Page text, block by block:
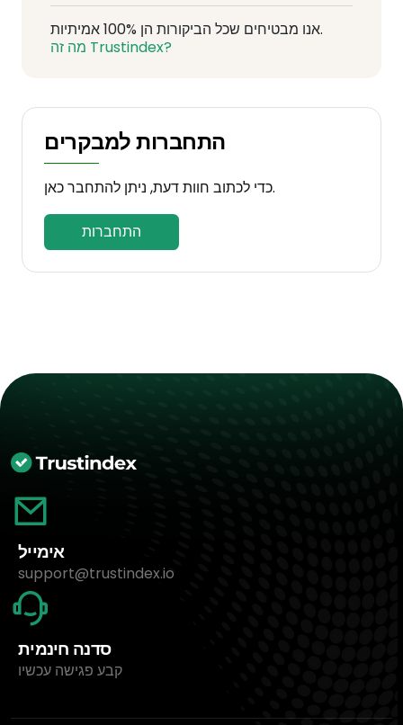
אנו מבטיחים שכל הביקורות הן 100% אמיתיות.
מה זה Trustindex?
התחברות למבקרים
כדי לכתוב חוות דעת, ניתן להתחבר כאן.
התחברות
אימייל
support@trustindex.io
סדנה חינמית
קבע פגישה עכשיו